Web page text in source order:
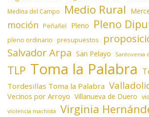
Medina del Campo Medio Rural
moción Peñafiel Pleno Pleno
pleno ordinario presupuestos
Salvador Arpa San Pelayo Santovenia
TLP Toma la Palabra
Tordesillas Toma la Palabra
Vecinos por Arroyo Villanueva de Duero
violencia machista Virginia